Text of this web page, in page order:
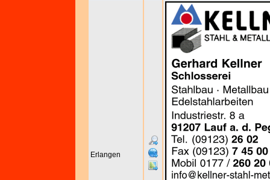
Erlangen